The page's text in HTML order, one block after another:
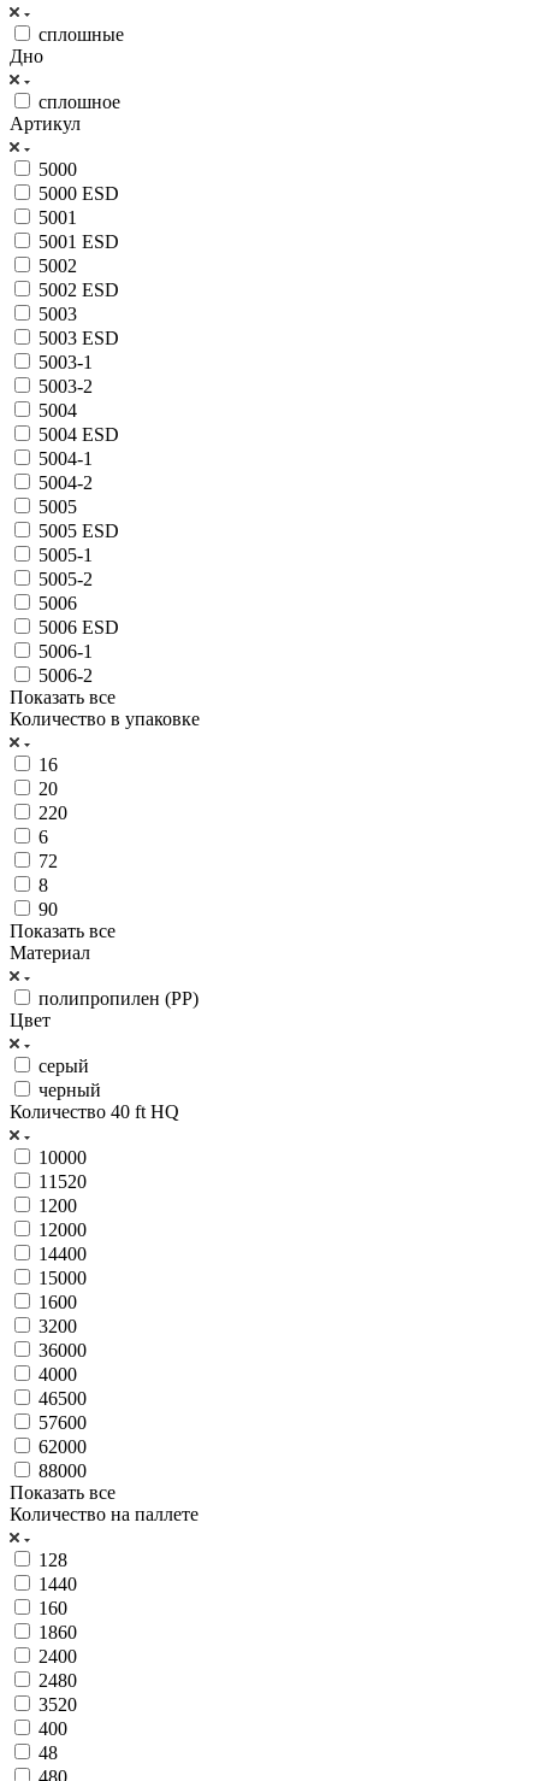
сплошные
Дно
сплошное
Артикул
5000
5000 ESD
5001
5001 ESD
5002
5002 ESD
5003
5003 ESD
5003-1
5003-2
5004
5004 ESD
5004-1
5004-2
5005
5005 ESD
5005-1
5005-2
5006
5006 ESD
5006-1
5006-2
Показать все
Количество в упаковке
16
20
220
6
72
8
90
Показать все
Материал
полипропилен (PP)
Цвет
серый
черный
Количество 40 ft HQ
10000
11520
1200
12000
14400
15000
1600
3200
36000
4000
46500
57600
62000
88000
Показать все
Количество на паллете
128
1440
160
1860
2400
2480
3520
400
48
480